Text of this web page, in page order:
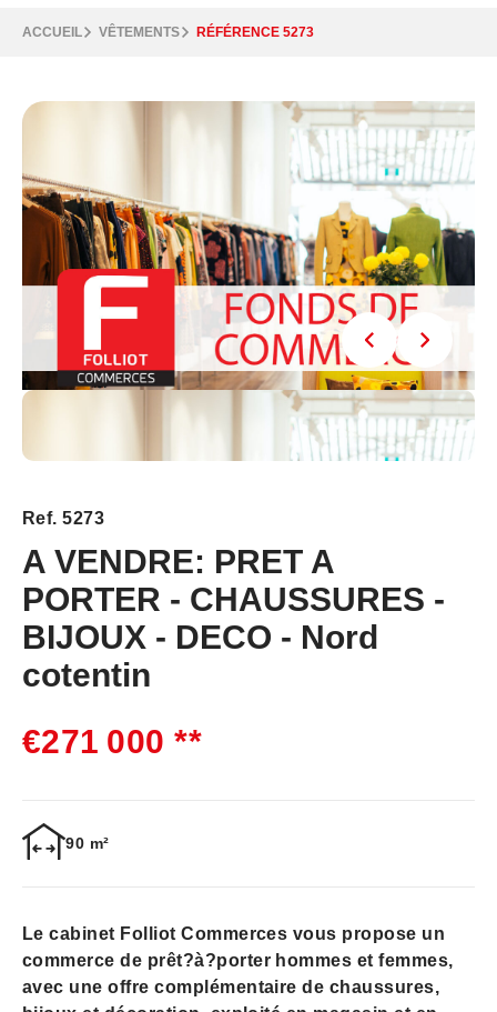
ACCUEIL VÊTEMENTS RÉFÉRENCE 5273
Ref. 5273
A VENDRE: PRET A
PORTER - CHAUSSURES -
BIJOUX - DECO - Nord
cotentin
€271 000 **
90 m²
Le cabinet Folliot Commerces vous propose un
commerce de prêt?à?porter hommes et femmes,
avec une offre complémentaire de chaussures,